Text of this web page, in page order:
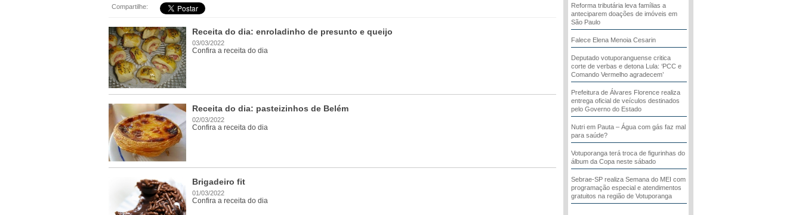
Compartilhe:
Receita do dia: enroladinho de presunto e queijo
03/03/2022
Confira a receita do dia
Receita do dia: pasteizinhos de Belém
02/03/2022
Confira a receita do dia
Brigadeiro fit
01/03/2022
Confira a receita do dia
Reforma tributária leva famílias a
anteciparem doações de imóveis em
São Paulo
Falece Elena Menoia Cesarin
Deputado votuporanguense critica
corte de verbas e detona Lula: ‘PCC e
Comando Vermelho agradecem’
Prefeitura de Álvares Florence realiza
entrega oficial de veículos destinados
pelo Governo do Estado
Nutri em Pauta – Água com gás faz mal
para saúde?
Votuporanga terá troca de figurinhas do
álbum da Copa neste sábado
Sebrae-SP realiza Semana do MEI com
programação especial e atendimentos
gratuitos na região de Votuporanga